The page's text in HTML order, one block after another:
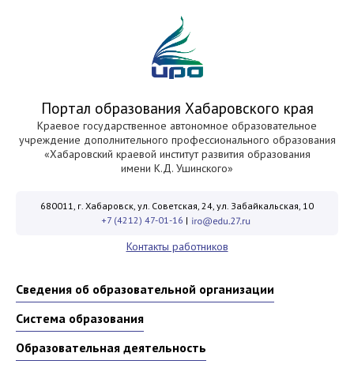
Портал образования Хабаровского края
Краевое государственное автономное образовательное
учреждение дополнительного профессионального образования
«Хабаровский краевой институт развития образования
имени К.Д. Ушинского»
680011, г. Хабаровск, ул. Советская, 24, ул. Забайкальская, 10
+7 (4212) 47-01-16 |
Контакты работников
Сведения об образовательной организации
Система образования
Образовательная деятельность